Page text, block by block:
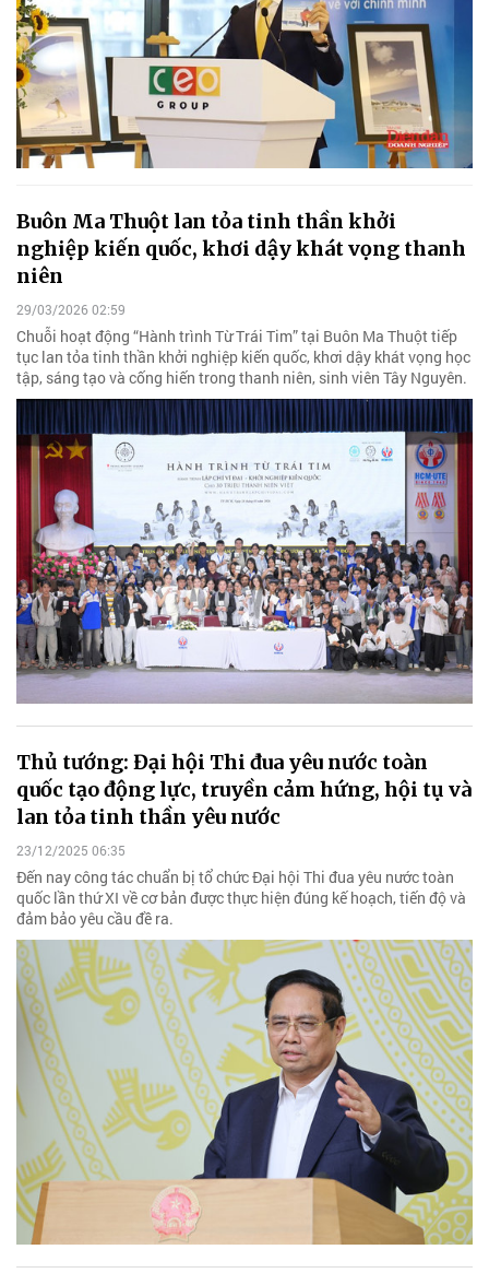
Buôn Ma Thuột lan tỏa tinh thần khởi
nghiệp kiến quốc, khơi dậy khát vọng thanh
niên
29/03/2026 02:59
Chuỗi hoạt động “Hành trình Từ Trái Tim” tại Buôn Ma Thuột tiếp
tục lan tỏa tinh thần khởi nghiệp kiến quốc, khơi dậy khát vọng học
tập, sáng tạo và cống hiến trong thanh niên, sinh viên Tây Nguyên.
Thủ tướng: Đại hội Thi đua yêu nước toàn
quốc tạo động lực, truyền cảm hứng, hội tụ và
lan tỏa tinh thần yêu nước
23/12/2025 06:35
Đến nay công tác chuẩn bị tổ chức Đại hội Thi đua yêu nước toàn
quốc lần thứ XI về cơ bản được thực hiện đúng kế hoạch, tiến độ và
đảm bảo yêu cầu đề ra.